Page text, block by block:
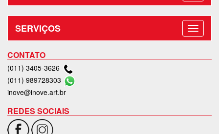
SERVIÇOS
CONTATO
(011) 3405-3626
(011) 989728303
inove@inove.art.br
REDES SOCIAIS